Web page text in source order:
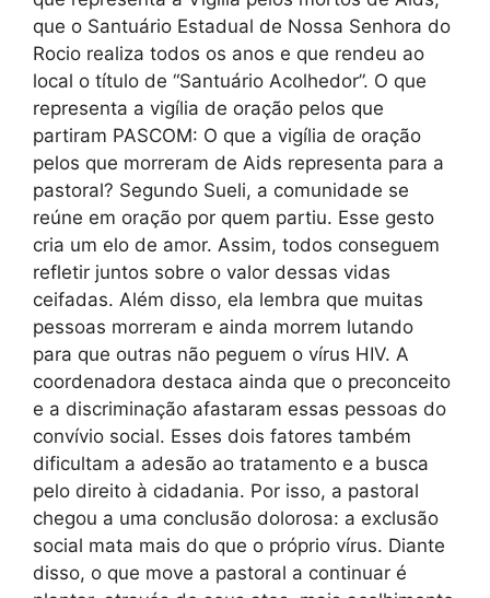
que o Santuário Estadual de Nossa Senhora do
Rocio realiza todos os anos e que rendeu ao
local o título de “Santuário Acolhedor”. O que
representa a vigília de oração pelos que
partiram PASCOM: O que a vigília de oração
pelos que morreram de Aids representa para a
pastoral? Segundo Sueli, a comunidade se
reúne em oração por quem partiu. Esse gesto
cria um elo de amor. Assim, todos conseguem
refletir juntos sobre o valor dessas vidas
ceifadas. Além disso, ela lembra que muitas
pessoas morreram e ainda morrem lutando
para que outras não peguem o vírus HIV. A
coordenadora destaca ainda que o preconceito
e a discriminação afastaram essas pessoas do
convívio social. Esses dois fatores também
dificultam a adesão ao tratamento e a busca
pelo direito à cidadania. Por isso, a pastoral
chegou a uma conclusão dolorosa: a exclusão
social mata mais do que o próprio vírus. Diante
disso, o que move a pastoral a continuar é